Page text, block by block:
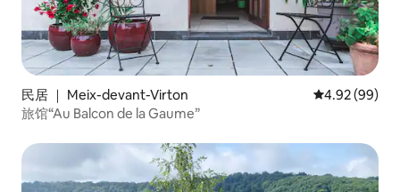
民居 ｜ Meix-devant-Virton 平均评分 4.92
4.92 (99)
旅馆“Au Balcon de la Gaume”